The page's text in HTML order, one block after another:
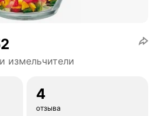
измельчители
4
отзыва